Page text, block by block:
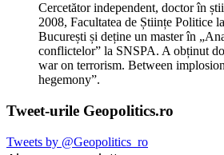
Cercetător independent, doctor în
2008, Facultatea de Științe Politice
București și deține un master în
conflictelor” la SNSPA. A obținut
war on terrorism. Between
hegemony”.
Tweet-urile Geopolitics.ro
Tweets by @Geopolitics_ro